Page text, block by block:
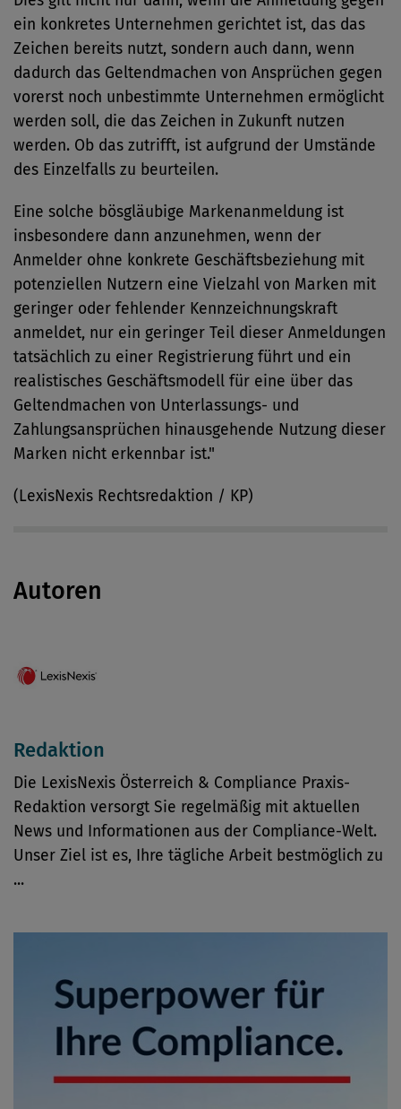
ein konkretes Unternehmen gerichtet ist, das das
Zeichen bereits nutzt, sondern auch dann, wenn
dadurch das Geltendmachen von Ansprüchen gegen
vorerst noch unbestimmte Unternehmen ermöglicht
werden soll, die das Zeichen in Zukunft nutzen
werden. Ob das zutrifft, ist aufgrund der Umstände
des Einzelfalls zu beurteilen.
Eine solche bösgläubige Markenanmeldung ist
insbesondere dann anzunehmen, wenn der
Anmelder ohne konkrete Geschäftsbeziehung mit
potenziellen Nutzern eine Vielzahl von Marken mit
geringer oder fehlender Kennzeichnungskraft
anmeldet, nur ein geringer Teil dieser Anmeldungen
tatsächlich zu einer Registrierung führt und ein
realistisches Geschäftsmodell für eine über das
Geltendmachen von Unterlassungs- und
Zahlungsansprüchen hinausgehende Nutzung dieser
Marken nicht erkennbar ist."
(LexisNexis Rechtsredaktion / KP)
Autoren
Redaktion
Die LexisNexis Österreich & Compliance Praxis-
Redaktion versorgt Sie regelmäßig mit aktuellen
News und Informationen aus der Compliance-Welt.
Unser Ziel ist es, Ihre tägliche Arbeit bestmöglich zu
...